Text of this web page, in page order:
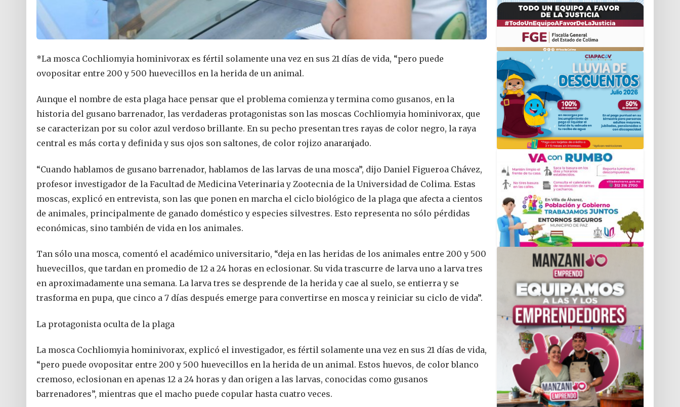
*La mosca Cochliomyia hominivorax es fértil solamente una vez en sus 21 días de vida, “pero puede
ovopositar entre 200 y 500 huevecillos en la herida de un animal.
Aunque el nombre de esta plaga hace pensar que el problema comienza y termina como gusanos, en la
historia del gusano barrenador, las verdaderas protagonistas son las moscas Cochliomyia hominivorax, que
se caracterizan por su color azul verdoso brillante. En su pecho presentan tres rayas de color negro, la raya
central es más corta y definida y sus ojos son saltones, de color rojizo anaranjado.
“Cuando hablamos de gusano barrenador, hablamos de las larvas de una mosca”, dijo Daniel Figueroa Chávez,
profesor investigador de la Facultad de Medicina Veterinaria y Zootecnia de la Universidad de Colima. Estas
moscas, explicó en entrevista, son las que ponen en marcha el ciclo biológico de la plaga que afecta a cientos
de animales, principalmente de ganado doméstico y especies silvestres. Esto representa no sólo pérdidas
económicas, sino también de vida en los animales.
Tan sólo una mosca, comentó el académico universitario, “deja en las heridas de los animales entre 200 y 500
huevecillos, que tardan en promedio de 12 a 24 horas en eclosionar. Su vida trascurre de larva uno a larva tres
en aproximadamente una semana. La larva tres se desprende de la herida y cae al suelo, se entierra y se
trasforma en pupa, que cinco a 7 días después emerge para convertirse en mosca y reiniciar su ciclo de vida”.
La protagonista oculta de la plaga
La mosca Cochliomyia hominivorax, explicó el investigador, es fértil solamente una vez en sus 21 días de vida,
“pero puede ovopositar entre 200 y 500 huevecillos en la herida de un animal. Estos huevos, de color blanco
cremoso, eclosionan en apenas 12 a 24 horas y dan origen a las larvas, conocidas como gusanos
barrenadores”, mientras que el macho puede copular hasta cuatro veces.